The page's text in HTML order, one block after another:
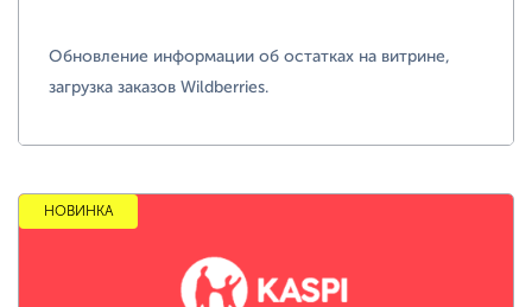
Обновление информации об остатках на витрине,
загрузка заказов Wildberries.
НОВИНКА